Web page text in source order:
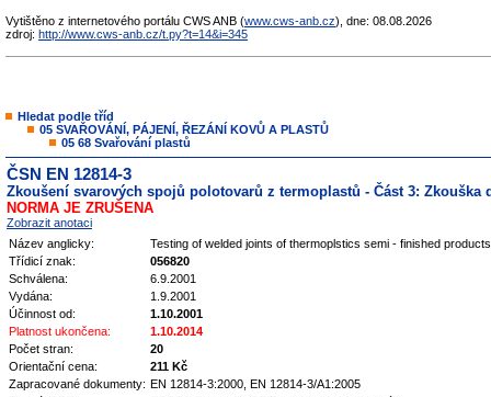
Vytištěno z internetového portálu CWS ANB (www.cws-anb.cz), dne: 08.08.2026
zdroj: http://www.cws-anb.cz/t.py?t=14&i=345
Hledat podle tříd
05 SVAŘOVÁNÍ, PÁJENÍ, ŘEZÁNÍ KOVŮ A PLASTŮ
05 68 Svařování plastů
ČSN EN 12814-3
Zkoušení svarových spojů polotovarů z termoplastů - Část 3: Zkouška
NORMA JE ZRUŠENA
Zobrazit anotaci
Název anglicky:
Testing of welded joints of thermoplstics semi - finished
Třídicí znak:
056820
Schválena:
6.9.2001
Vydána:
1.9.2001
Účinnost od:
1.10.2001
Platnost ukončena:
1.10.2014
Počet stran:
20
Orientační cena:
211 Kč
Zapracované dokumenty: EN 12814-3:2000, EN 12814-3/A1:2005